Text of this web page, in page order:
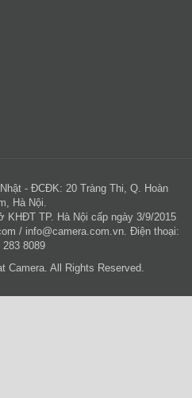
- ĐCĐK: 20 Tràng Thi, Q. Hoàn
Hà Nội.
KHĐT TP. Hà Nội cấp ngày 3/9/2015
/ info@camera.com.vn . Điện thoại:
283 8089
Camera. All Rights Reserved.